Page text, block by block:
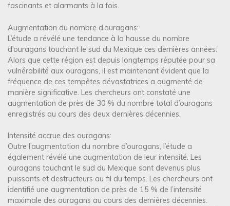
fascinants et alarmants à la fois.
Augmentation du nombre d’ouragans:
L’étude a révélé une tendance à la hausse du nombre
d’ouragans touchant le sud du Mexique ces dernières années.
Alors que cette région est depuis longtemps réputée pour sa
vulnérabilité aux ouragans, il est maintenant évident que la
fréquence de ces tempêtes dévastatrices a augmenté de
manière significative. Les chercheurs ont constaté une
augmentation de près de 30 % du nombre total d’ouragans
enregistrés au cours des deux dernières décennies.
Intensité accrue des ouragans:
Outre l’augmentation du nombre d’ouragans, l’étude a
également révélé une augmentation de leur intensité. Les
ouragans touchant le sud du Mexique sont devenus plus
puissants et destructeurs au fil du temps. Les chercheurs ont
identifié une augmentation de près de 15 % de l’intensité
maximale des ouragans au cours des dernières décennies.